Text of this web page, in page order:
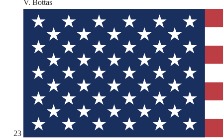
V. Bottas
23